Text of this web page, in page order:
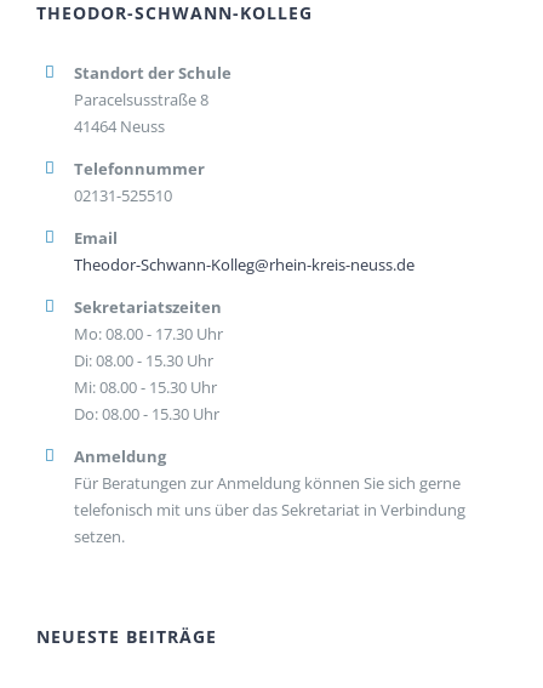
THEODOR-SCHWANN-KOLLEG
Standort der Schule
Paracelsusstraße 8
41464 Neuss
Telefonnummer
02131-525510
Email
Theodor-Schwann-Kolleg@rhein-kreis-neuss.de
Sekretariatszeiten
Mo: 08.00 - 17.30 Uhr
Di: 08.00 - 15.30 Uhr
Mi: 08.00 - 15.30 Uhr
Do: 08.00 - 15.30 Uhr
Anmeldung
Für Beratungen zur Anmeldung können Sie sich gerne
telefonisch mit uns über das Sekretariat in Verbindung
setzen.
NEUESTE BEITRÄGE